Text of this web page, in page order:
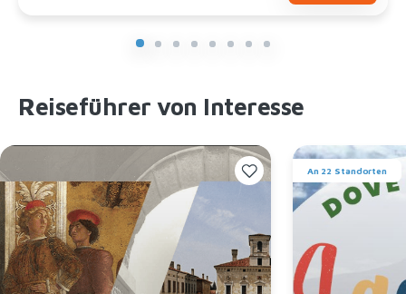
Reiseführer von Interesse
An 22 Standorten